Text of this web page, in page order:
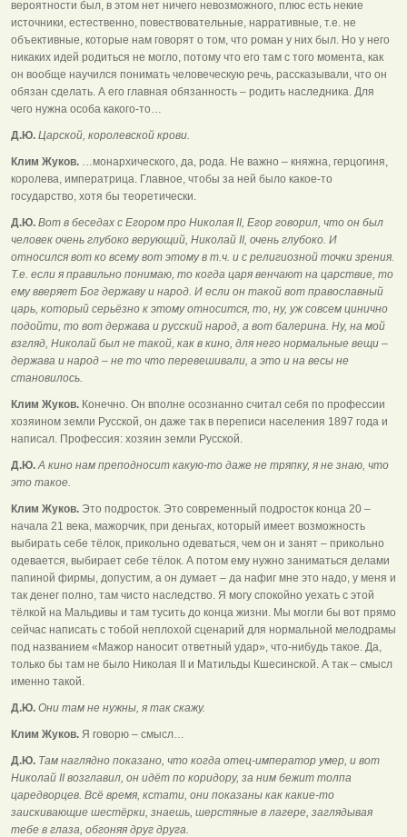
вероятности был, в этом нет ничего невозможного, плюс есть некие
источники, естественно, повествовательные, нарративные, т.е. не
объективные, которые нам говорят о том, что роман у них был. Но у него
никаких идей родиться не могло, потому что его там с того момента, как
он вообще научился понимать человеческую речь, рассказывали, что он
обязан сделать. А его главная обязанность – родить наследника. Для
чего нужна особа какого-то…
Д.Ю. Царской, королевской крови.
Клим Жуков. …монархического, да, рода. Не важно – княжна, герцогиня,
королева, императрица. Главное, чтобы за ней было какое-то
государство, хотя бы теоретически.
Д.Ю. Вот в беседах с Егором про Николая II, Егор говорил, что он был
человек очень глубоко верующий, Николай II, очень глубоко. И
относился вот ко всему вот этому в т.ч. и с религиозной точки зрения.
Т.е. если я правильно понимаю, то когда царя венчают на царствие, то
ему вверяет Бог державу и народ. И если он такой вот православный
царь, который серьёзно к этому относится, то, ну, уж совсем цинично
подойти, то вот держава и русский народ, а вот балерина. Ну, на мой
взгляд, Николай был не такой, как в кино, для него нормальные вещи –
держава и народ – не то что перевешивали, а это и на весы не
становилось.
Клим Жуков. Конечно. Он вполне осознанно считал себя по профессии
хозяином земли Русской, он даже так в переписи населения 1897 года и
написал. Профессия: хозяин земли Русской.
Д.Ю.А кино нам преподносит какую-то даже не тряпку, я не знаю, что
это такое.
Клим Жуков. Это подросток. Это современный подросток конца 20 –
начала 21 века, мажорчик, при деньгах, который имеет возможность
выбирать себе тёлок, прикольно одеваться, чем он и занят – прикольно
одевается, выбирает себе тёлок. А потом ему нужно заниматься делами
папиной фирмы, допустим, а он думает – да нафиг мне это надо, у меня и
так денег полно, там чисто наследство. Я могу спокойно уехать с этой
тёлкой на Мальдивы и там тусить до конца жизни. Мы могли бы вот прямо
сейчас написать с тобой неплохой сценарий для нормальной мелодрамы
под названием «Мажор наносит ответный удар», что-нибудь такое. Да,
только бы там не было Николая II и Матильды Кшесинской. А так – смысл
именно такой.
Д.Ю. Они там не нужны, я так скажу.
Клим Жуков. Я говорю – смысл…
Д.Ю. Там наглядно показано, что когда отец-император умер, и вот
Николай II возглавил, он идёт по коридору, за ним бежит толпа
царедворцев. Всё время, кстати, они показаны как какие-то
заискивающие шестёрки, знаешь, шерстяные в лагере, заглядывая
тебе в глаза, обгоняя друг друга.